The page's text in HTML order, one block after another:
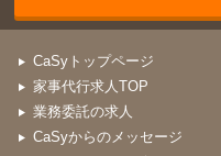
CaSyトップページ
家事代行求人TOP
業務委託の求人
CaSyからのメッセージ